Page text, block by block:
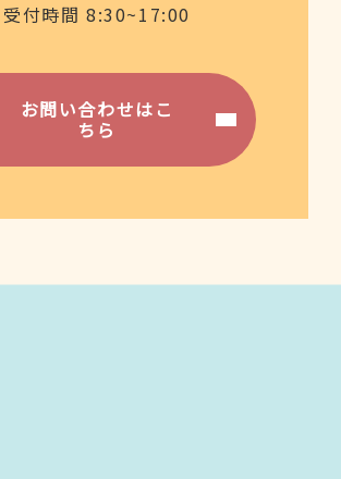
受付時間 8:30~17:00
お問い合わせはこ
ちら